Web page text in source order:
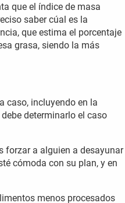
que el índice de masa
saber cúal es la
que estima el porcentaje
grasa, siendo la más
caso, incluyendo en la
determinarlo el caso
forzar a alguien a desayunar
cómoda con su plan, y en
menos procesados